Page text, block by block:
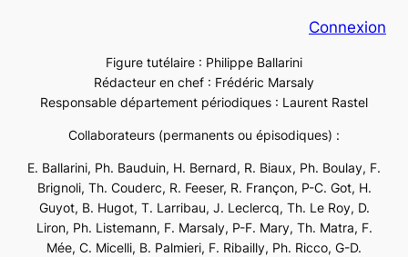
Connexion
Figure tutélaire : Philippe Ballarini
Rédacteur en chef : Frédéric Marsaly
Responsable département périodiques : Laurent Rastel
Collaborateurs (permanents ou épisodiques) :
E. Ballarini, Ph. Bauduin, H. Bernard, R. Biaux, Ph. Boulay, F.
Brignoli, Th. Couderc, R. Feeser, R. Françon, P-C. Got, H.
Guyot, B. Hugot, T. Larribau, J. Leclercq, Th. Le Roy, D.
Liron, Ph. Listemann, F. Marsaly, P-F. Mary, Th. Matra, F.
Mée, C. Micelli, B. Palmieri, F. Ribailly, Ph. Ricco, G-D.